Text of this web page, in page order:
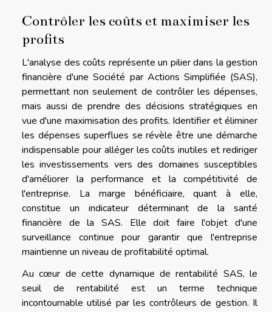
Contrôler les coûts et maximiser les
profits
L'analyse des coûts représente un pilier dans la gestion
financière d'une Société par Actions Simplifiée (SAS),
permettant non seulement de contrôler les dépenses,
mais aussi de prendre des décisions stratégiques en
vue d'une maximisation des profits. Identifier et éliminer
les dépenses superflues se révèle être une démarche
indispensable pour alléger les coûts inutiles et rediriger
les investissements vers des domaines susceptibles
d'améliorer la performance et la compétitivité de
l'entreprise. La marge bénéficiaire, quant à elle,
constitue un indicateur déterminant de la santé
financière de la SAS. Elle doit faire l'objet d'une
surveillance continue pour garantir que l'entreprise
maintienne un niveau de profitabilité optimal.
Au cœur de cette dynamique de rentabilité SAS, le
seuil de rentabilité est un terme technique
incontournable utilisé par les contrôleurs de gestion. Il